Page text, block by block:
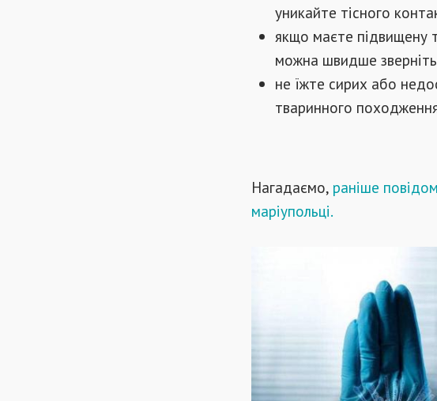
уникайте тісного
якщо маєте підвищену
можна швидше
не їжте сирих або
тваринного
Нагадаємо, раніше
маріупольці.